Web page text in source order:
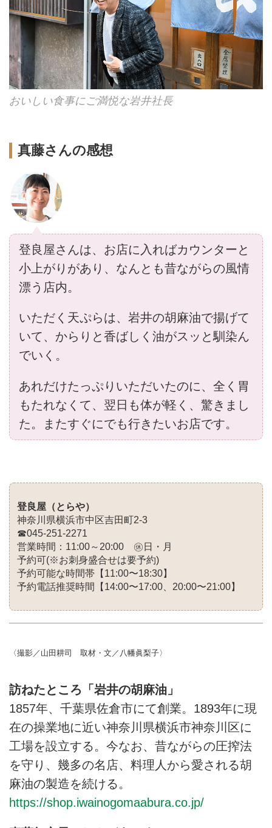
おいしい食事にご満悦な岩井社長
真藤さんの感想
登良屋さんは、お店に入ればカウンターと
小上がりがあり、なんとも昔ながらの風情
漂う店内。
いただく天ぷらは、岩井の胡麻油で揚げて
いて、からりと香ばしく油がスッと馴染ん
でいく。
あれだけたっぷりいただいたのに、全く胃
もたれなくて、翌日も体が軽く、驚きまし
た。またすぐにでも行きたいお店です。
登良屋（とらや）
神奈川県横浜市中区吉田町2-3
☎045-251-2271
営業時間：11:00～20:00 ㊡日・月
予約可(※お刺身盛合せは要予約)
予約可能な時間帯【11:00〜18:30】
予約電話推奨時間【14:00〜17:00、20:00〜21:00】
〈撮影／山田耕司 取材・文／八幡眞梨子〉
訪ねたところ「岩井の胡麻油」
1857年、千葉県佐倉市にて創業。1893年に現
在の操業地に近い神奈川県横浜市神奈川区に
工場を設立する。今なお、昔ながらの圧搾法
を守り、幾多の名店、料理人から愛される胡
麻油の製造を続ける。
https://shop.iwainogomaabura.co.jp/